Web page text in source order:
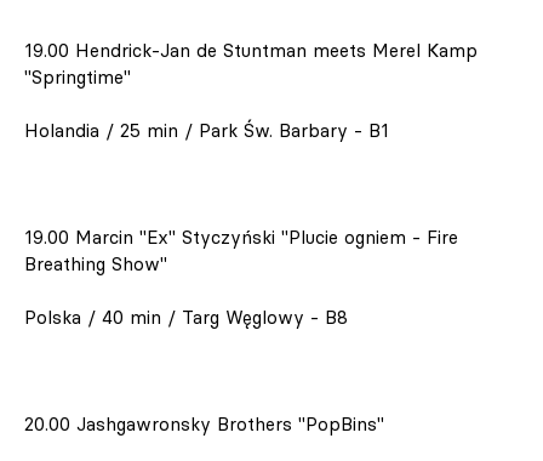
19.00 Hendrick-Jan de Stuntman meets Merel Kamp
"Springtime"
Holandia / 25 min / Park Św. Barbary - B1
19.00 Marcin "Ex" Styczyński "Plucie ogniem - Fire
Breathing Show"
Polska / 40 min / Targ Węglowy - B8
20.00 Jashgawronsky Brothers "PopBins"